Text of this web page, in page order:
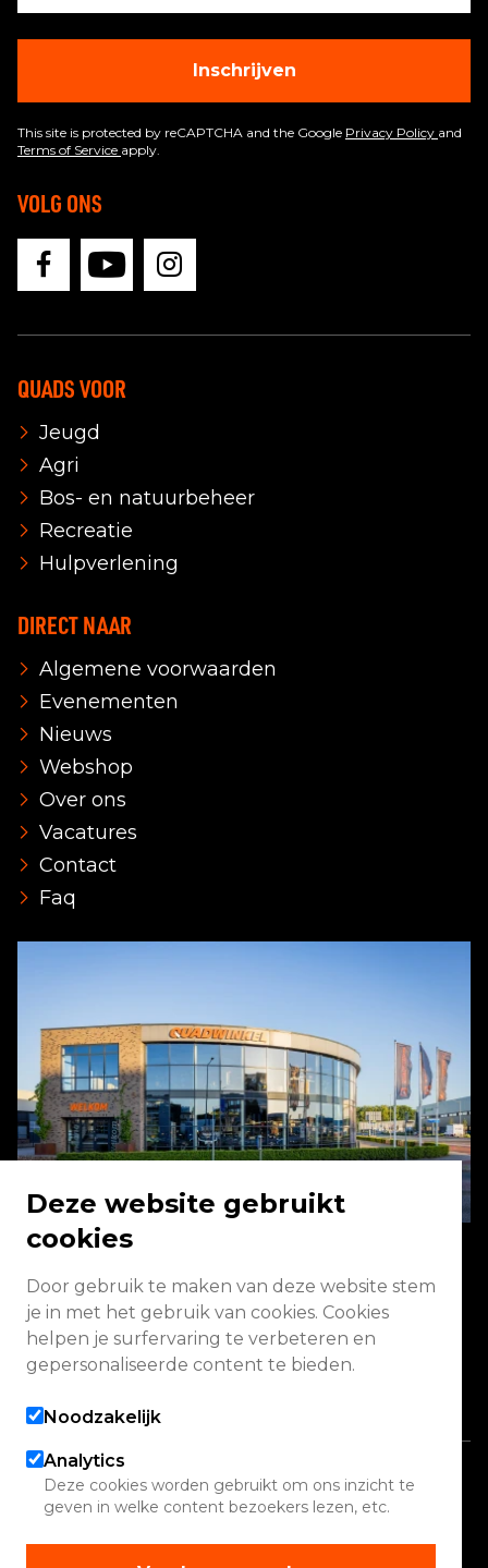
Inschrijven
This site is protected by reCAPTCHA and the Google Privacy Policy and
Terms of Service apply.
VOLG ONS
QUADS VOOR
Jeugd
Agri
Bos- en natuurbeheer
Recreatie
Hulpverlening
DIRECT NAAR
Algemene voorwaarden
Evenementen
Nieuws
Webshop
Over ons
Vacatures
Contact
Faq
Energieweg 2 3771 NA Barneveld
Vandaag gesloten
Copyright 2026 Quadwinkel
Cookie instellingen
Contact
Deze website gebruikt
cookies
Door gebruik te maken van deze website stem
je in met het gebruik van cookies. Cookies
helpen je surfervaring te verbeteren en
gepersonaliseerde content te bieden.
Noodzakelijk
Analytics
Deze cookies worden gebruikt om ons inzicht te
geven in welke content bezoekers lezen, etc.